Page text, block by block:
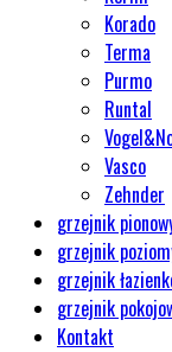
Korado
Terma
Purmo
Runtal
Vasco
Zehnder
grzejnik
grzejnik
grzejnik
grzejnik
Kontakt